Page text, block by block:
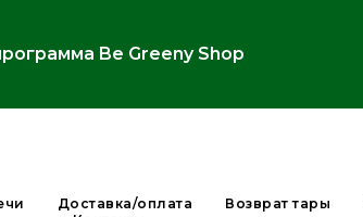
Be Greeny Shop
Доставка/оплата Возврат тары